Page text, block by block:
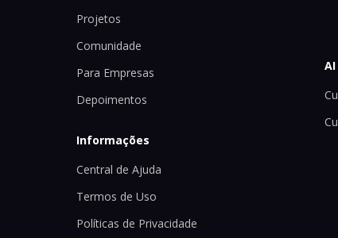
Projetos
Comunidade
Para Empresas
Depoimentos
Informações
Central de Ajuda
Termos de Uso
Políticas de Privacidade